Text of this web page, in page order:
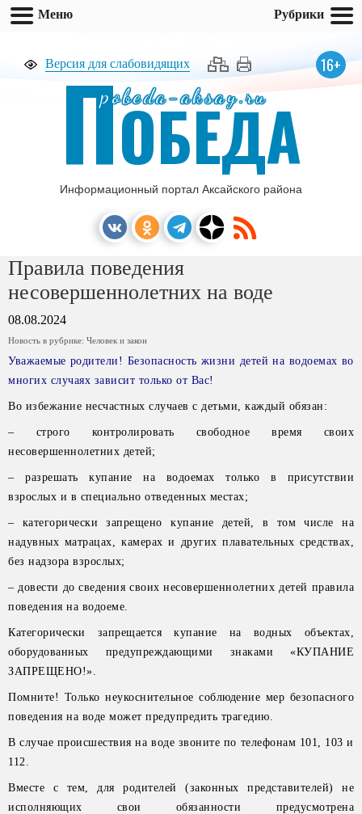
Версия для слабовидящих 16+
pobeda-aksay.ru
ПОБЕДА
Информационный портал Аксайского района
Правила поведения
несовершеннолетних на воде
08.08.2024
Новость в рубрике: Человек и закон
Уважаемые родители! Безопасность жизни детей на водоемах во
многих случаях зависит только от Вас!
Во избежание несчастных случаев с детьми, каждый обязан:
– строго контролировать свободное время своих
несовершеннолетних детей;
– разрешать купание на водоемах только в присутствии
взрослых и в специально отведенных местах;
– категорически запрещено купание детей, в том числе на
надувных матрацах, камерах и других плавательных средствах,
без надзора взрослых;
– довести до сведения своих несовершеннолетних детей правила
поведения на водоеме.
Категорически запрещается купание на водных объектах,
оборудованных предупреждающими знаками «КУПАНИЕ
ЗАПРЕЩЕНО!».
Помните! Только неукоснительное соблюдение мер безопасного
поведения на воде может предупредить трагедию.
В случае происшествия на воде звоните по телефонам 101, 103 и
112.
Вместе с тем, для родителей (законных представителей) не
исполняющих свои обязанности предусмотрена
Меню Рубрики